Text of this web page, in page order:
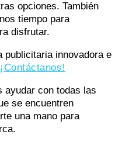
opciones. También
tiempo para
disfrutar.
publicitaria innovadora e
¡Contáctanos!
ayudar con todas las
se encuentren
una mano para